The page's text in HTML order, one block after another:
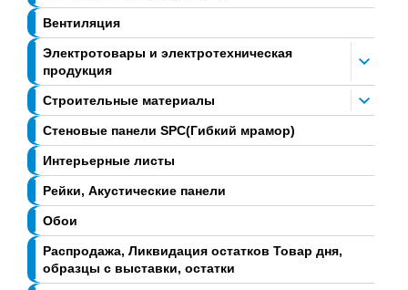
Вентиляция
Электротовары и электротехническая
продукция
Строительные материалы
Стеновые панели SPC(Гибкий мрамор)
Интерьерные листы
Рейки, Акустические панели
Обои
Распродажа, Ликвидация остатков Товар дня,
образцы с выставки, остатки